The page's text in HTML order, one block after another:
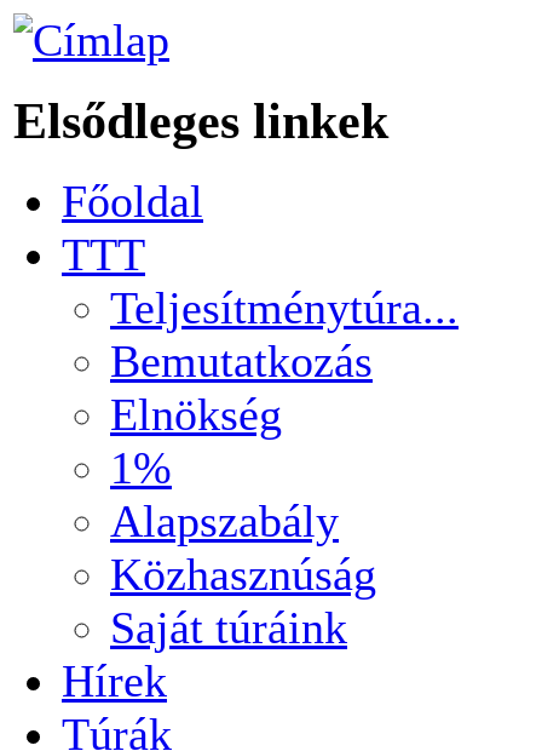
Elsődleges linkek
Főoldal
TTT
Teljesítménytúra...
Bemutatkozás
Elnökség
1%
Alapszabály
Közhasznúság
Saját túráink
Hírek
Túrák